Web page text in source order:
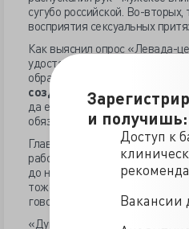
и получишь:
Доступ к
Вакансии
сугубо российской. Во-
восприятия сексуальных
Как выяснил опрос «Левада-
удостоились домогательства
обратили внимания на мужские
создаваемые низкой
да ещё и избавили бы от
обязанностями, возможно,
Глава ассоциации психологов
работе приводят к целому
до наркомании и алкоголизма.
тоже уверены, что проблема
говорить.
«Думаю, наши женщины еще не